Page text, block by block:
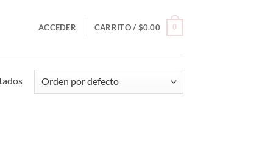
ACCEDER CARRITO / $0.00 0